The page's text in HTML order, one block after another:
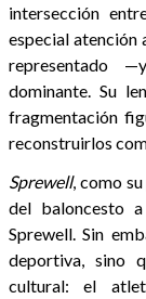
intersección
especial atención
representado
dominante. Su
fragmentación
reconstruirlos
Sprewell, como
del baloncesto
Sprewell. Sin
deportiva, sino
cultural: el